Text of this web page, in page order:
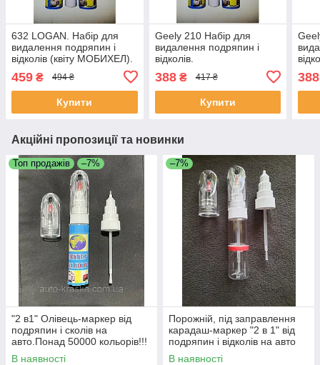
632 LOGAN. Набір для
видалення подряпин і
відколів (квіту МОБИХЕЛ).
459 ₴ 494 ₴
Купити
Geely 210 Набір для
видалення подряпин і
відколів.
388₴ 417 ₴
Купити
388
Акційні пропозиції та новинки
Топ продажів –7%
"2 в1" Олівець-маркер від
подряпин і сколів на
авто.Понад 50000 кольорів!!!
В наявності
–7%
Порожній, під заправлення
карадаш-маркер "2 в 1" від
подряпин і відколів на авто
20 мл.
В наявності